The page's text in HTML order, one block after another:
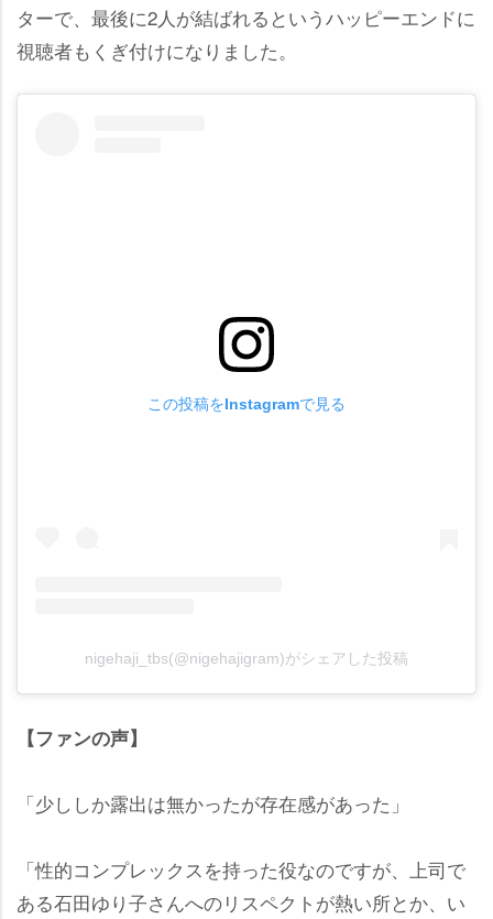
ターで、最後に2人が結ばれるというハッピーエンドに
視聴者もくぎ付けになりました。
この投稿をInstagramで見る
nigehaji_tbs(@nigehajigram)がシェアした投稿
【ファンの声】
「少ししか露出は無かったが存在感があった」
「性的コンプレックスを持った役なのですが、上司で
ある石田ゆり子さんへのリスペクトが熱い所とか、い